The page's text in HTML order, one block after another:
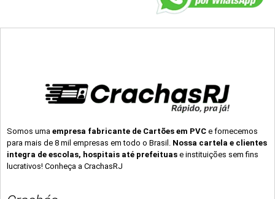
Somos uma empresa fabricante de Cartões em PVC e fornecemos
para mais de 8 mil empresas em todo o Brasil. Nossa cartela e clientes
integra de escolas, hospitais até prefeituas e instituições sem fins
lucrativos! Conheça a CrachasRJ